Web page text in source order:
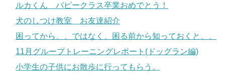
ルカくん パピークラス卒業おめでとう！
犬のしつけ教室 お友達紹介
困ってから、、ではなく、困る前から知っておくと、、
11月グループトレーニングレポート(ドッグラン編)
小学生の子供にお散歩に行ってもらう。